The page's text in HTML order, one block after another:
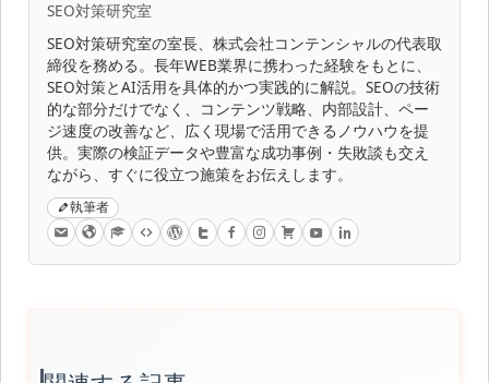
SEO対策研究室
SEO対策研究室の室長、株式会社コンテンシャルの代表取
締役を務める。長年WEB業界に携わった経験をもとに、
SEO対策とAI活用を具体的かつ実践的に解説。SEOの技術
的な部分だけでなく、コンテンツ戦略、内部設計、ペー
ジ速度の改善など、広く現場で活用できるノウハウを提
供。実際の検証データや豊富な成功事例・失敗談も交え
ながら、すぐに役立つ施策をお伝えします。
執筆者